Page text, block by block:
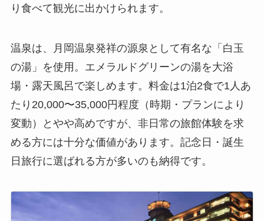
り食べて観光に出かけられます。
温泉は、月岡温泉発祥の源泉として有名な「白玉
の湯」を使用。エメラルドグリーンの湯を大浴
場・露天風呂で楽しめます。料金は1泊2食で1人あ
たり20,000〜35,000円程度（時期・プランにより
変動）とやや高めですが、非日常の旅館体験を求
める方には十分な価値があります。記念日・誕生
日旅行に選ばれる方が多いのも納得です。